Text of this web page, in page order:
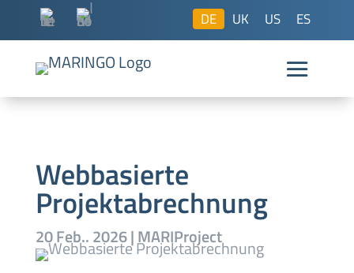
DE UK US ES
Webbasierte
Projektabrechnung
20 Feb.. 2026|MARIProject